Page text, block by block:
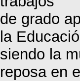
de grado
la
siendo la
reposa en